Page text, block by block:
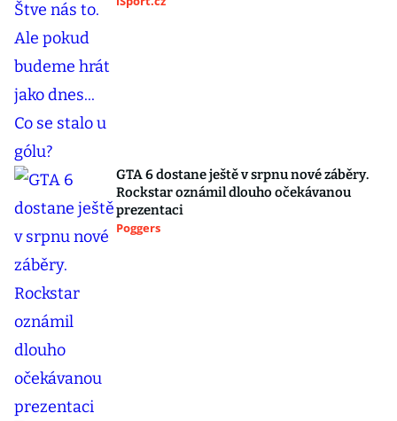
GTA 6 dostane ještě v srpnu nové záběry.
Rockstar oznámil dlouho očekávanou
prezentaci
Poggers